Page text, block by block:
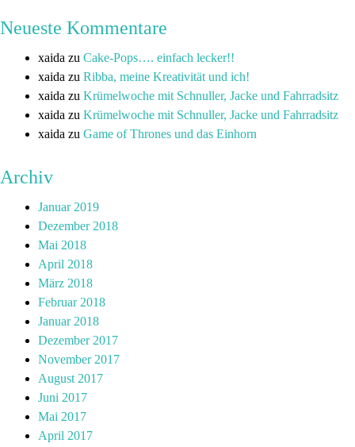
Neueste Kommentare
xaida zu Cake-Pops…. einfach lecker!!
xaida zu Ribba, meine Kreativität und ich!
xaida zu Krümelwoche mit Schnuller, Jacke und Fahrradsitz
xaida zu Krümelwoche mit Schnuller, Jacke und Fahrradsitz
xaida zu Game of Thrones und das Einhorn
Archiv
Januar 2019
Dezember 2018
Mai 2018
April 2018
März 2018
Februar 2018
Januar 2018
Dezember 2017
November 2017
August 2017
Juni 2017
Mai 2017
April 2017